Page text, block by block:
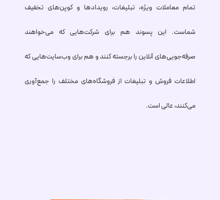
تمام معاملات ویژه، تبلیغات، رویدادها و کوپن‌های تخفیف
شماست. این پسوند هم برای شرکت‌هایی که می‌خواهند
صرفه‌جویی‌های آنلاین را برجسته کنند و هم برای وب‌سایت‌هایی که
اطلاعات فروش و تبلیغات از فروشگاه‌های مختلف را جمع‌آوری
می‌کنند، عالی است.